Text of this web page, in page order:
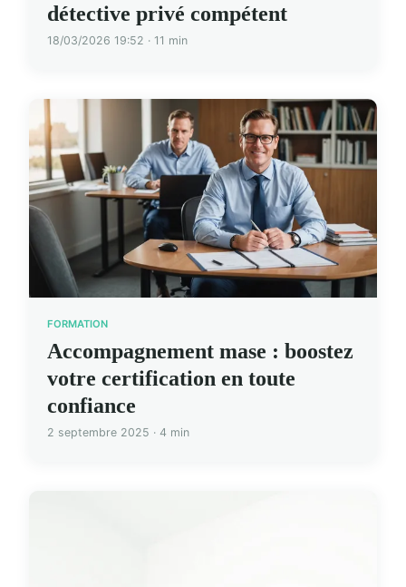
détective privé compétent
18/03/2026 19:52 · 11 min
FORMATION
Accompagnement mase : boostez
votre certification en toute
confiance
2 septembre 2025 · 4 min